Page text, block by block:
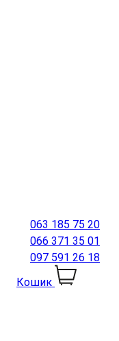
063 185 75 20
066 371 35 01
097 591 26 18
Кошик